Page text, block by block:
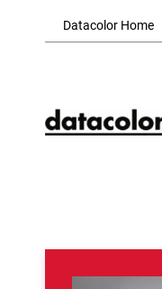
Datacolor Home